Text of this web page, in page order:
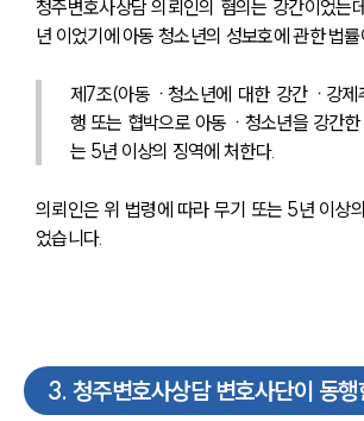
청주변호사상담 의뢰인의 혐의는 강간이었는
년 이었기에 아동 청소년의 성보호에 관한 법
제7조(아동ㆍ청소년에 대한 강간ㆍ강
행 또는 협박으로 아동ㆍ청소년을 강간
는 5년 이상의 징역에 처한다.
의뢰인은 위 법령에 따라 무기 또는 5년 이상
었습니다.
3. 청주변호사상담 변호사단이 동